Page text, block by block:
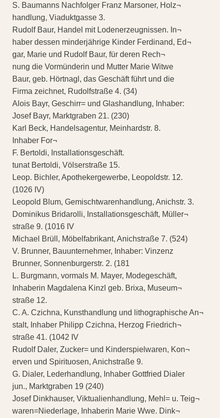
S. Baumanns Nachfolger Franz Marsoner, Holz¬
handlung, Viaduktgasse 3.
Rudolf Baur, Handel mit Lodenerzeugnissen. In¬
haber dessen minderjährige Kinder Ferdinand, Ed¬
gar, Marie und Rudolf Baur, für deren Rech¬
nung die Vormünderin und Mutter Marie Witwe
Baur, geb. Hörtnagl, das Geschäft führt und die
Firma zeichnet, Rudolfstraße 4. (34)
Alois Bayr, Geschirr= und Glashandlung, Inhaber:
Josef Bayr, Marktgraben 21. (230)
Karl Beck, Handelsagentur, Meinhardstr. 8.
Inhaber For¬
F. Bertoldi, Installationsgeschäft.
tunat Bertoldi, Völserstraße 15.
Leop. Bichler, Apothekergewerbe, Leopoldstr. 12.
(1026 IV)
Leopold Blum, Gemischtwarenhandlung, Anichstr. 3.
Dominikus Bridarolli, Installationsgeschäft, Müller¬
straße 9. (1016 IV
Michael Brüll, Möbelfabrikant, Anichstraße 7. (524)
V. Brunner, Bauunternehmer, Inhaber: Vinzenz
Brunner, Sonnenburgerstr. 2. (181
L. Burgmann, vormals M. Mayer, Modegeschäft,
Inhaberin Magdalena Kinzl geb. Brixa, Museum¬
straße 12.
C. A. Czichna, Kunsthandlung und lithographische An¬
stalt, Inhaber Philipp Czichna, Herzog Friedrich¬
straße 41. (1042 IV
Rudolf Daler, Zucker= und Kinderspielwaren, Kon¬
erven und Spirituosen, Anichstraße 9.
G. Dialer, Lederhandlung, Inhaber Gottfried Dialer
jun., Marktgraben 19 (240)
Josef Dinkhauser, Viktualienhandlung, Mehl= u. Teig¬
waren=Niederlage, Inhaberin Marie Wwe. Dink¬